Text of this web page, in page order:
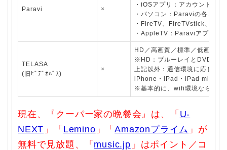
Paravi ×
・iOSアプリ：アカウント→
・パソコン：Paraviの各コン
・FireTV、FireTVstick、
・AppleTV：Paraviアプリホ
TELASA
(旧ﾋﾞﾃﾞｵﾊﾟｽ)
×
HD／高画質／標準／低画質
※HD：ブルーレイとDVDの中
上記以外：通信環境に応じて
iPhone・iPad・iPad mini：通
※基本的に、wifi環境なら高画
現在、『クーパー家の晩餐会』は、「 U-
NEXT 」「 Lemino 」「Amazonプライム 」が
無料で見放題、「 music.jp 」はポイント／コ